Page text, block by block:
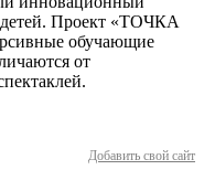
детей. Проект «ТОЧКА
обучающие
от
Добавить свой сайт